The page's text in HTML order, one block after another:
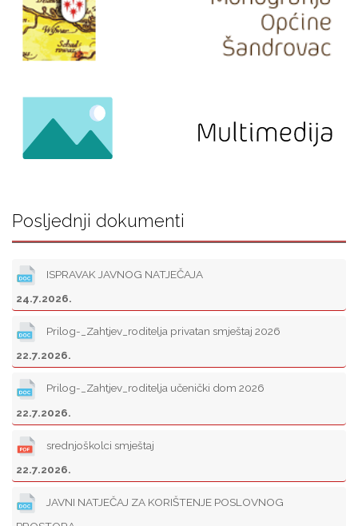
Posljednji dokumenti
ISPRAVAK JAVNOG NATJEČAJA
24.7.2026.
Prilog-_Zahtjev_roditelja privatan smještaj 2026
22.7.2026.
Prilog-_Zahtjev_roditelja učenički dom 2026
22.7.2026.
srednjoškolci smještaj
22.7.2026.
JAVNI NATJEČAJ ZA KORIŠTENJE POSLOVNOG